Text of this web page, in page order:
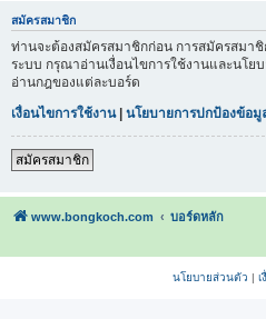
สมัครสมาชิก
ท่านจะต้องสมัครสมาชิกก่อน การสมัครสมา
ระบบ กรุณาอ่านเงื่อนไขการใช้งานและนโ
อ่านกฎของแต่ละบอร์ด
เงื่อนไขการใช้งาน| นโยบายการปกป้องข้อมู
สมัครสมาชิก
www.bongkoch.com บอร์ดหลัก
นโยบายส่วนตัว | เ